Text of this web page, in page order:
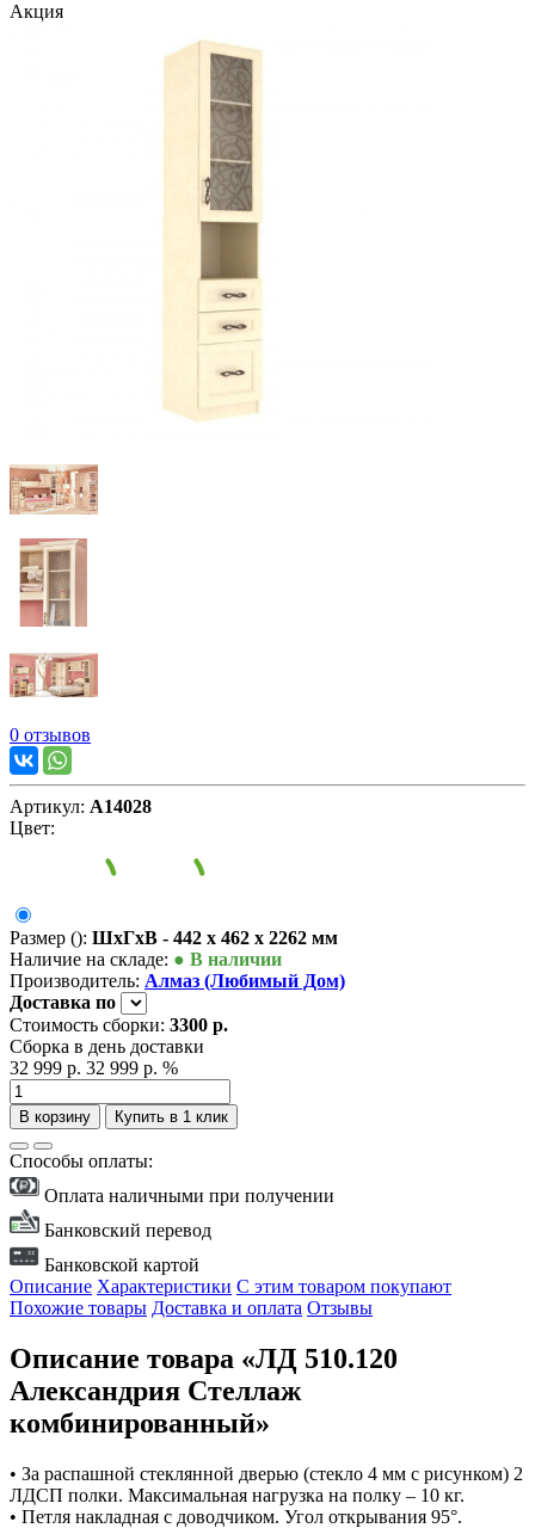
Акция
0 отзывов
Артикул: А14028
Цвет:
Размер (): ШxГxВ - 442 x 462 x 2262 мм
Наличие на складе: ● В наличии
Производитель: Алмаз (Любимый Дом)
Доставка по
Стоимость сборки: 3300 р.
Сборка в день доставки
32 999 р. 32 999 р. %
В корзину Купить в 1 клик
Способы оплаты:
Оплата наличными при получении
Банковский перевод
Банковской картой
Описание Характеристики С этим товаром покупают
Похожие товары Доставка и оплата Отзывы
Описание товара «ЛД 510.120
Александрия Стеллаж
комбинированный»
• За распашной стеклянной дверью (стекло 4 мм с рисунком) 2
ЛДСП полки. Максимальная нагрузка на полку – 10 кг.
• Петля накладная с доводчиком. Угол открывания 95°.